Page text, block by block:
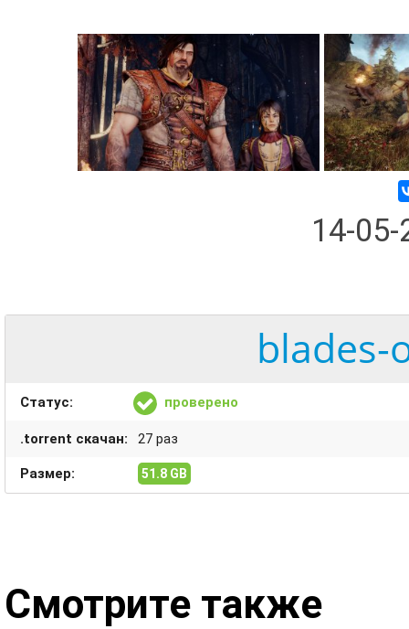
14-
Статус: проверено
.torrent скачан: 27 раз
Размер: 51.8 GB
Смотрите также